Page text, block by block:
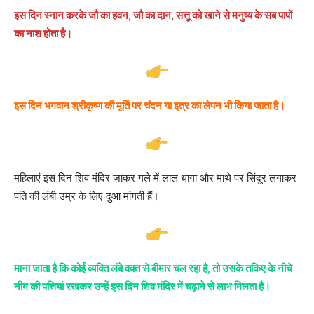
इस दिन स्नान करके जौ का हवन, जौ का दान, सत्तू को खाने से मनुष्य के सब पापों
का नाश होता है।
इस दिन भगवान श्रीकृष्ण की मूर्ति पर चंदन या इत्र का लेपन भी किया जाता है।
महिलाएं इस दिन शिव मंदिर जाकर गले में लाल धागा और माथे पर सिंदूर लगाकर
पति की लंबी उम्र के लिए दुआ मांगती हैं।
माना जाता है कि कोई व्यक्ति लंबे वक्त से बीमार चल रहा है, तो उसके तकिए के नीचे
नीम की पत्तियां रखकर उन्हें इस दिन शिव मंदिर में चढ़ाने से लाभ मिलता है।